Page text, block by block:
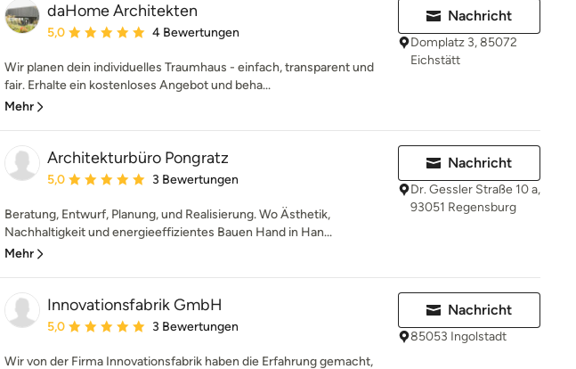
daHome Architekten
Durchschnittliche Bewertung: 5 von 5 Sternen
5,0 4 Bewertungen
Wir planen dein individuelles Traumhaus - einfach, transparent und
fair. Erhalte ein kostenloses Angebot und beha...
Mehr
Nachricht
Domplatz 3, 85072
Eichstätt
Architekturbüro Pongratz
Durchschnittliche Bewertung: 5 von 5 Sternen
5,0 3 Bewertungen
Beratung, Entwurf, Planung, und Realisierung. Wo Ästhetik,
Nachhaltigkeit und energieeffizientes Bauen Hand in Han...
Mehr
Nachricht
Dr. Gessler Straße 10 a,
93051 Regensburg
Innovationsfabrik GmbH
Durchschnittliche Bewertung: 5 von 5 Sternen
5,0 3 Bewertungen
Wir von der Firma Innovationsfabrik haben die Erfahrung gemacht,
Nachricht
85053 Ingolstadt